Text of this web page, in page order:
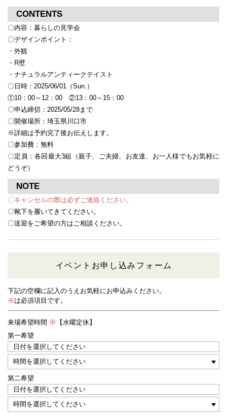
CONTENTS
〇内容：暮らしの見学会
〇デザインポイント：
・外観
・R壁
・ナチュラルアンティークテイスト
〇日時：2025/06/01（Sun.）
①10：00～12：00 ②13：00～15：00
〇申込締切：2025/05/28まで
〇開催場所：埼玉県川口市
※詳細は予約完了後お伝えします。
〇参加費：無料
〇定員：各回最大3組（親子、ご夫婦、お友達、お一人様でもお気軽に
どうぞ）
NOTE
〇キャンセルの際は必ずご連絡ください。
〇靴下を履いてきてください。
〇送迎をご希望の方はご相談ください。
イベントお申し込みフォーム
下記の空欄に記入のうえお気軽にお申込みください。
※ は必須項目です。
来場希望時間
【水曜定休】
第一希望
第二希望